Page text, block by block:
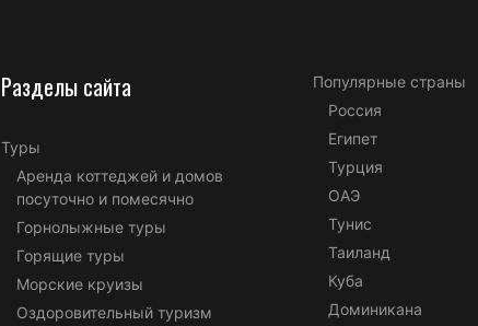
Разделы сайта
Туры
Аренда коттеджей и домов
посуточно и помесячно
Горнолыжные туры
Горящие туры
Морские круизы
Оздоровительный туризм
Популярные страны
Россия
Египет
Турция
ОАЭ
Тунис
Таиланд
Куба
Доминикана